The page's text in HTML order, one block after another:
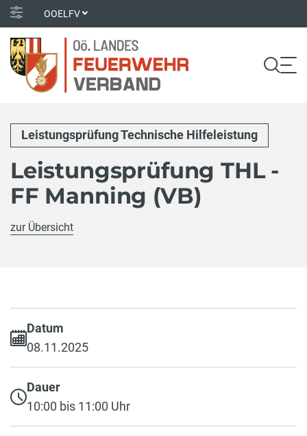
OOELFV
Leistungsprüfung Technische Hilfeleistung
Leistungsprüfung THL -
FF Manning (VB)
zur Übersicht
Datum
08.11.2025
Dauer
10:00 bis 11:00 Uhr